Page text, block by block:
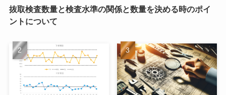
抜取検査数量と検査水準の関係と数量を決める時のポイ
ントについて